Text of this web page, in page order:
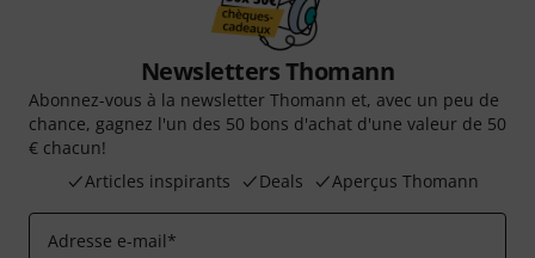
Newsletters Thomann
Abonnez-vous à la newsletter Thomann et, avec un peu de
chance, gagnez l'un des 50 bons d'achat d'une valeur de 50
€ chacun!
Articles inspirants
Deals Aperçus Thomann
Adresse e-mail*